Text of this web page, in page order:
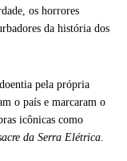
os horrores
da história dos
pela própria
o país e marcaram o
icônicas como
da Serra Elétrica